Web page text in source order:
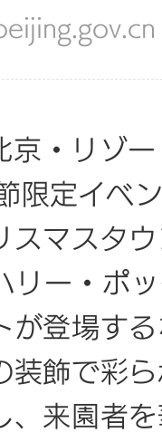
京・リゾ
限定イベ
スマスタ
リー・ポ
が登場す
装飾で彩
、来園者